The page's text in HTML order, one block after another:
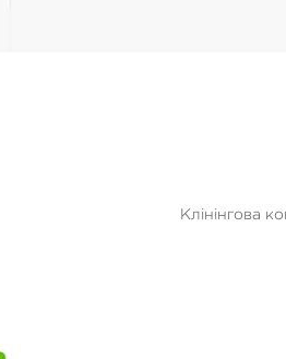
Клінінгова